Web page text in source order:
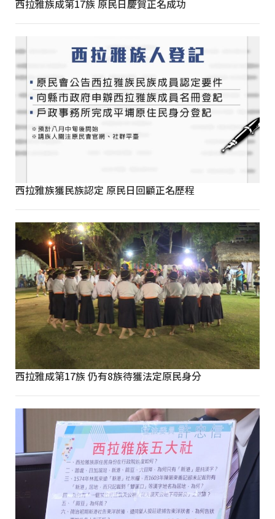
西拉雅族成第17族 原民日慶賀正名成功
西拉雅族獲民族認定 原民日回顧正名歷程
西拉雅成第17族 仍有8族待獲法定原民身分